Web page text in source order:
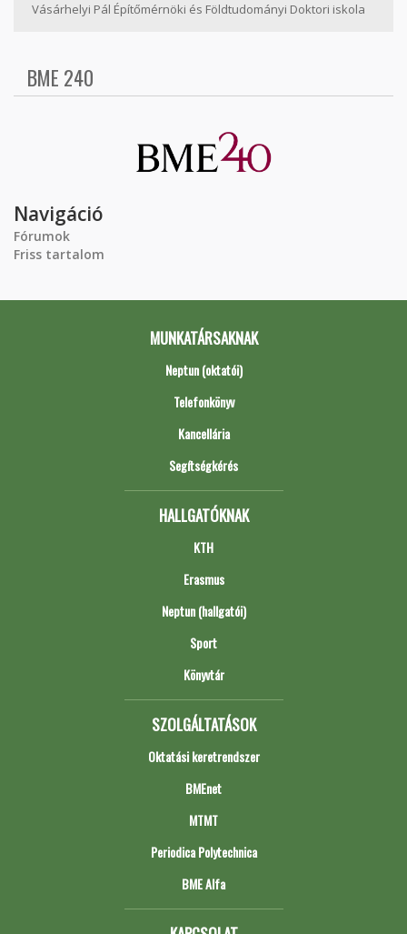
Vásárhelyi Pál Építőmérnöki és Földtudományi Doktori iskola
BME 240
Navigáció
Fórumok
Friss tartalom
MUNKATÁRSAKNAK
Neptun (oktatói)
Telefonkönyv
Kancellária
Segítségkérés
HALLGATÓKNAK
KTH
Erasmus
Neptun (hallgatói)
Sport
Könyvtár
SZOLGÁLTATÁSOK
Oktatási keretrendszer
BMEnet
MTMT
Periodica Polytechnica
BME Alfa